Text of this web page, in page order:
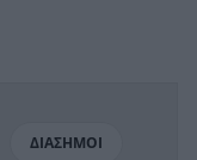
ΔΙΑΣΗΜΟΙ